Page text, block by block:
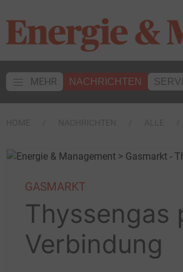
MEHR NACHRICHTEN
GASMARKT
Thyssengas
Verbindung